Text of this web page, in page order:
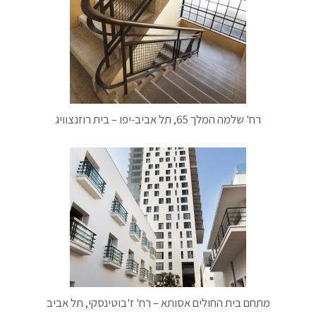
רח' שלמה המלך 65, תל אביב-יפו – בית רוזנצוויג
מתחם בית החולים אסותא – רח' ז'בוטינסקי, תל אביב